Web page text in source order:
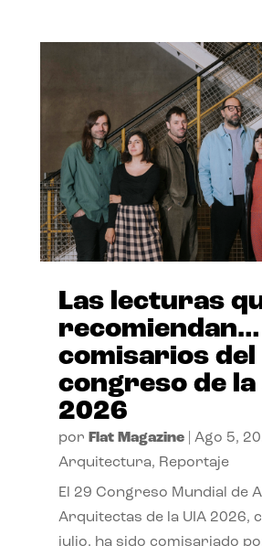
Las lecturas
comisarios del
congreso de la
2026
por Flat Magazine| Ago 5,
Arquitectura, Reportaje
El 29 Congreso Mundial de
Arquitectas de la UIA 2026,
julio, ha sido comisariado